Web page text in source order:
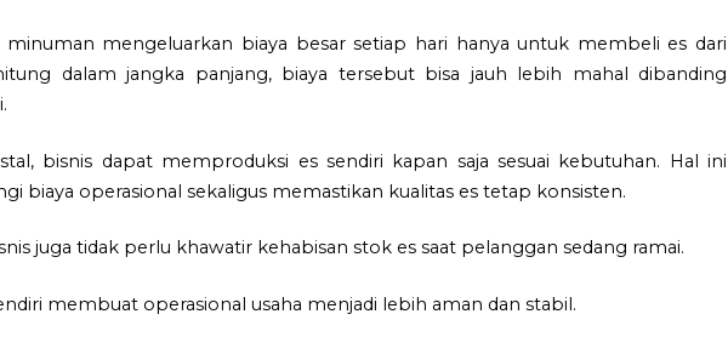
minuman mengeluarkan biaya besar setiap hari hanya untuk membeli es dari
dalam jangka panjang, biaya tersebut bisa jauh lebih mahal dibanding
bisnis dapat memproduksi es sendiri kapan saja sesuai kebutuhan. Hal ini
biaya operasional sekaligus memastikan kualitas es tetap konsisten.
juga tidak perlu khawatir kehabisan stok es saat pelanggan sedang ramai.
membuat operasional usaha menjadi lebih aman dan stabil.